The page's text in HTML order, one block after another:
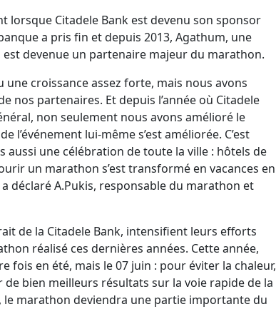
lorsque Citadele Bank est devenu son sponsor
a pris fin et depuis 2013, Agathum, une
devenue un partenaire majeur du marathon.
une croissance assez forte, mais nous avons
nos partenaires. Et depuis l’année où Citadele
non seulement nous avons amélioré le
lui-même s’est améliorée. C’est
aussi une célébration de toute la ville : hôtels de
un marathon s’est transformé en vacances en
déclaré A.Pukis, responsable du marathon et
de la Citadele Bank, intensifient leurs efforts
réalisé ces dernières années. Cette année,
fois en été, mais le 07 juin : pour éviter la chaleur,
bien meilleurs résultats sur la voie rapide de la
marathon deviendra une partie importante du